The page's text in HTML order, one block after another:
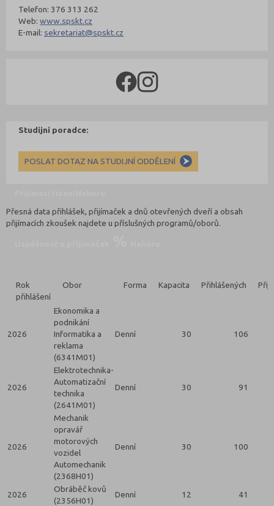
Telefon: 376 313 262
Web:www.spskt.cz
E-mail: sekretariat@spskt.cz
Studijní poradce:
POSLAT DOTAZ NA STUDIJNÍ ODDĚLENÍ
Přesná data přihlášek, přijímaček a dnů otevřených dveří a obsah
přijímacích zkoušek najdete u příslušných programů/oborů.
Rok
přihlášení
Obor Forma Kapacita Přihlášených
2026
Ekonomika a
podnikání
Informatika a
reklama
(6341M01)
Denní 30 106
2026
Elektrotechnika-
Automatizační
technika
(2641M01)
Denní 30 91
2026
Mechanik
opravář
motorových
vozidel
Automechanik
(2368H01)
Denní 30 100
2026
Obráběč kovů
(2356H01)
Denní 12 41